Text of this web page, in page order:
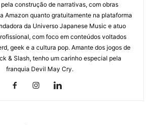
construção de narrativas, com obras
Amazon quanto gratuitamente na plataforma
da Universo Japanese Music e atuo
com foco em conteúdos voltados
geek e a cultura pop. Amante dos jogos de
& Slash, tenho um carinho especial pela
franquia Devil May Cry.